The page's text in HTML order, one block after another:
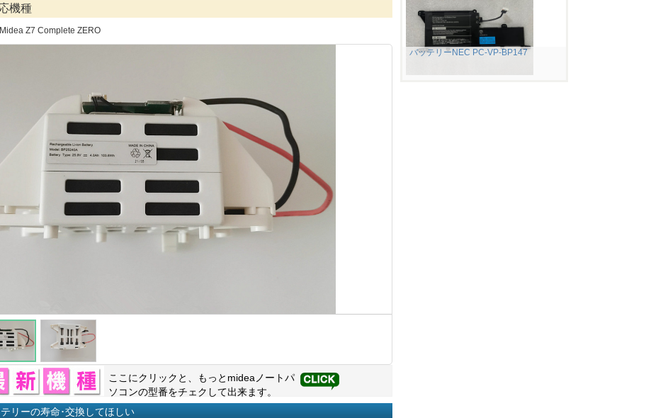
機種
Z7 Complete ZERO
ここにクリックと、もっと midea ノートパ
ソコンの型番をチェクして出来ます。
リーの寿命･交換してほしい
バッテリーNEC PC-VP-BP147